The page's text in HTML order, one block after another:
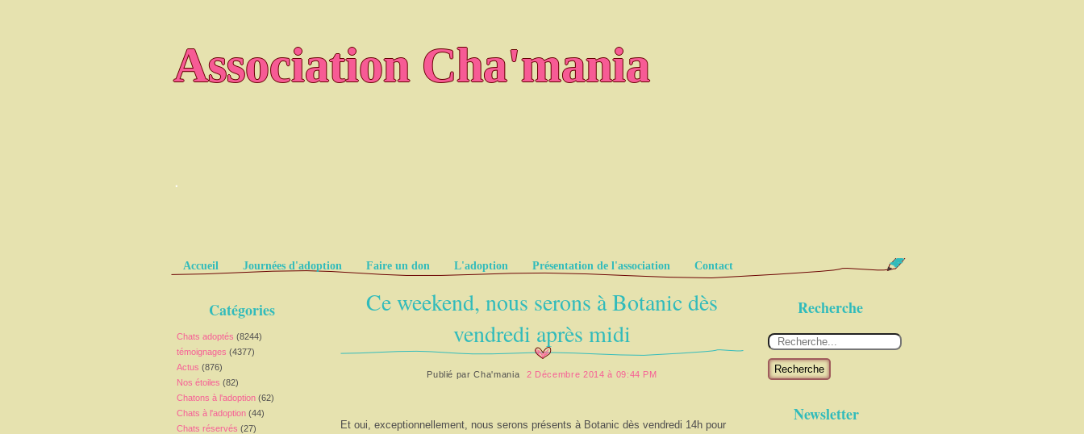
Association Cha'mania
.
Pages
Accueil Journées d'adoption Faire un don L'adoption Présentation de l'association Contact
Catégories
Chats adoptés (8244)
témoignages (4377)
Actus (876)
Nos étoiles (82)
Chatons à l'adoption (62)
Chats à l'adoption (44)
Chats réservés (27)
Recherche
Recherche
Newsletter
Ce weekend, nous serons à Botanic dès
vendredi après midi
Publié parCha'mania 2 Décembre 2014 à 09:44 PM
Et oui, exceptionnellement, nous serons présents à Botanic dès vendredi 14h pour